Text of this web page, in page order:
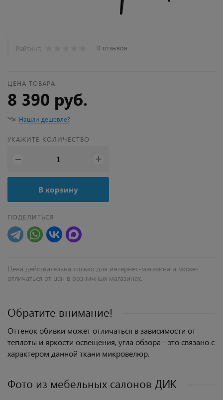
Рейтинг: 0 отзывов
ЦЕНА ТОВАРА
8 390 руб.
Нашли дешевле?
УКАЖИТЕ КОЛИЧЕСТВО
− +
В корзину
ПОДЕЛИТЬСЯ
Цена действительна только для интернет-магазина и может
отличаться от цен в розничных магазинах.
Обратите внимание!
Оттенок обивки может отличаться в зависимости от
теплоты и яркости освещения, угла обзора - это связано с
характером данной ткани микровелюр.
Фото из мебельных салонов ДИК